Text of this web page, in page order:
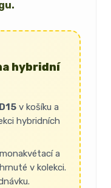
hybridní
v košíku a
hybridních
a
v kolekci.